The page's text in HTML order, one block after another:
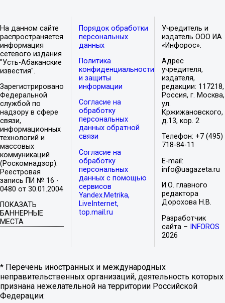
На данном сайте
распространяется
информация
сетевого издания
"Усть-Абаканские
известия".
Зарегистрировано
Федеральной
службой по
надзору в сфере
связи,
информационных
технологий и
массовых
коммуникаций
(Роскомнадзор).
Реестровая
запись ПИ № 16 -
0480 от 30.01.2004
ПОКАЗАТЬ
БАННЕРНЫЕ
МЕСТА
Порядок обработки
персональных
данных
Политика
конфиденциальности
и защиты
информации
Согласие на
обработку
персональных
данных обратной
связи
Согласие на
обработку
персональных
данных с помощью
сервисов
Yandex.Metrika,
LiveInternet,
top.mail.ru
Учредитель и
издатель ООО ИА
«Инфорос».
Адрес
учредителя,
издателя,
редакции: 117218,
Россия, г. Москва,
ул.
Кржижановского,
д.13, кор. 2
Телефон: +7 (495)
718-84-11
E-mail:
info@uagazeta.ru
И.О. главного
редактора
Дорохова Н.В.
Разработчик
сайта –
INFOROS
2026
* Перечень иностранных и международных
неправительственных организаций, деятельность которых
признана нежелательной на территории Российской
Федерации: